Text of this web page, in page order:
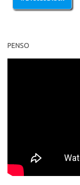
PENSO